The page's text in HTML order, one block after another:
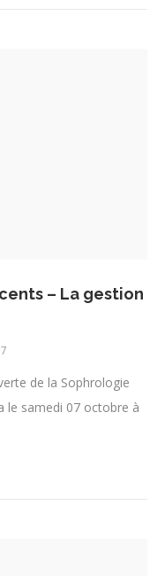
– La gestion
de la Sophrologie
le samedi 07 octobre à